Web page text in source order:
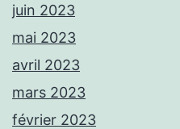
juin 2023
mai 2023
avril 2023
mars 2023
février 2023